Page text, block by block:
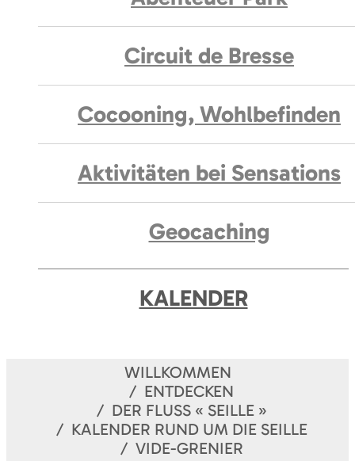
Circuit de Bresse
Cocooning, Wohlbefinden
Aktivitäten bei Sensations
Geocaching
KALENDER
WILLKOMMEN
ENTDECKEN
DER FLUSS « SEILLE »
KALENDER RUND UM DIE SEILLE
VIDE-GRENIER